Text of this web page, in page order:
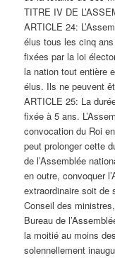
TITRE IV DE
ARTICLE 24:
élus tous les cinq
fixées par la loi
la nation tout entière
élus. Ils ne peuvent
ARTICLE 25: La
fixée à 5 ans.
convocation du Roi
peut prolonger cette
de l’Assemblée
en outre, convoquer
extraordinaire soit de
Conseil des
Bureau de
la moitié au moins
solennellement